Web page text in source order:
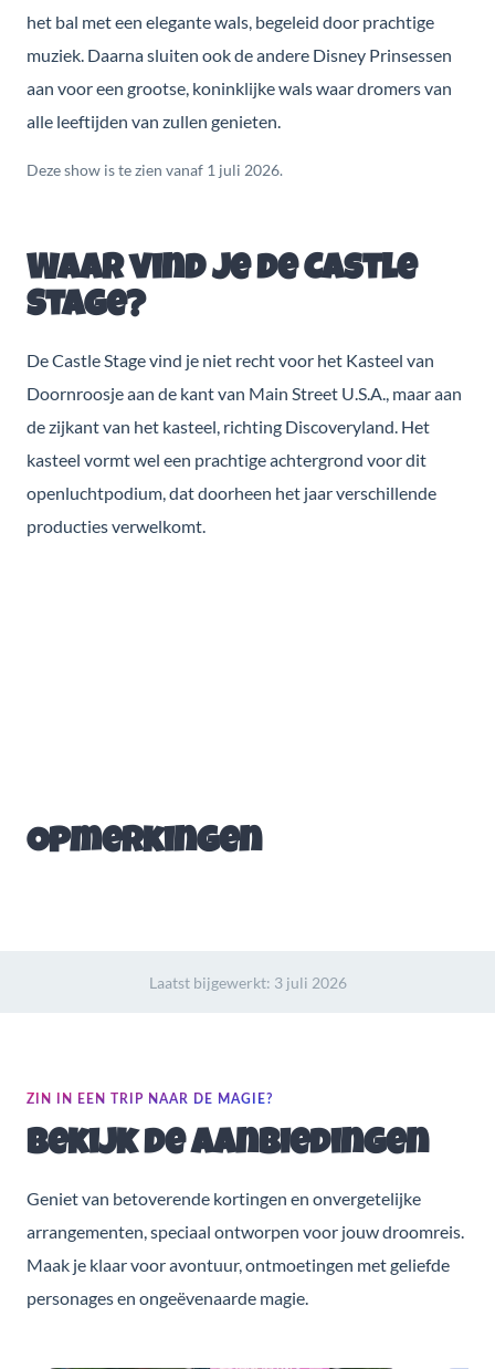
het bal met een elegante wals, begeleid door prachtige
muziek. Daarna sluiten ook de andere Disney Prinsessen
aan voor een grootse, koninklijke wals waar dromers van
alle leeftijden van zullen genieten.
Deze show is te zien vanaf 1 juli 2026.
Waar vind je de Castle
Stage?
De Castle Stage vind je niet recht voor het Kasteel van
Doornroosje aan de kant van Main Street U.S.A., maar aan
de zijkant van het kasteel, richting Discoveryland. Het
kasteel vormt wel een prachtige achtergrond voor dit
openluchtpodium, dat doorheen het jaar verschillende
producties verwelkomt.
Opmerkingen
Laatst bijgewerkt: 3 juli 2026
ZIN IN EEN TRIP NAAR DE MAGIE?
Bekijk de aanbiedingen
Geniet van betoverende kortingen en onvergetelijke
arrangementen, speciaal ontworpen voor jouw droomreis.
Maak je klaar voor avontuur, ontmoetingen met geliefde
personages en ongeëvenaarde magie.